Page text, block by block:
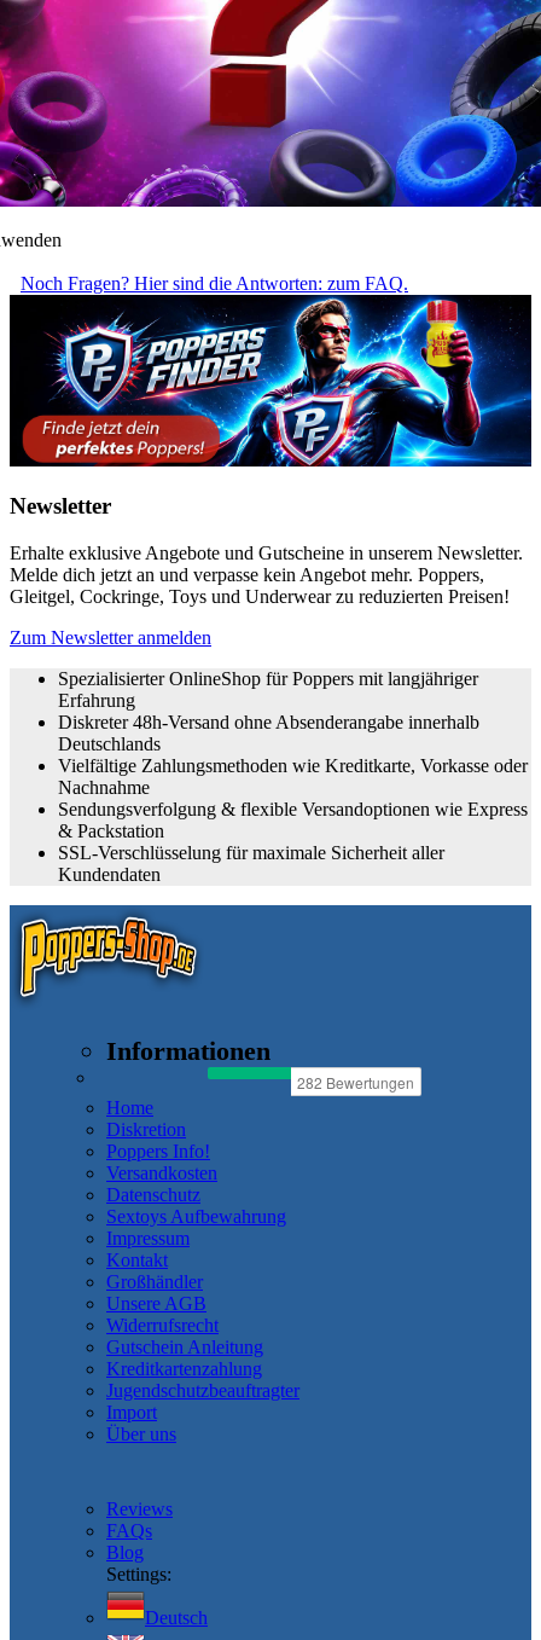
Noch Fragen? Hier sind die Antworten: zum FAQ.
Newsletter
Erhalte exklusive Angebote und Gutscheine in unserem Newsletter.
Melde dich jetzt an und verpasse kein Angebot mehr. Poppers,
Gleitgel, Cockringe, Toys und Underwear zu reduzierten Preisen!
Zum Newsletter anmelden
Spezialisierter OnlineShop für Poppers mit langjähriger
Erfahrung
Diskreter 48h-Versand ohne Absenderangabe innerhalb
Deutschlands
Vielfältige Zahlungsmethoden wie Kreditkarte, Vorkasse oder
Nachnahme
Sendungsverfolgung & flexible Versandoptionen wie Express
& Packstation
SSL-Verschlüsselung für maximale Sicherheit aller
Kundendaten
Informationen
Home
Diskretion
Poppers Info!
Versandkosten
Datenschutz
Sextoys Aufbewahrung
Impressum
Kontakt
Großhändler
Unsere AGB
Widerrufsrecht
Gutschein Anleitung
Kreditkartenzahlung
Jugendschutzbeauftragter
Import
Über uns
Reviews
FAQs
Blog
Settings:
Deutsch